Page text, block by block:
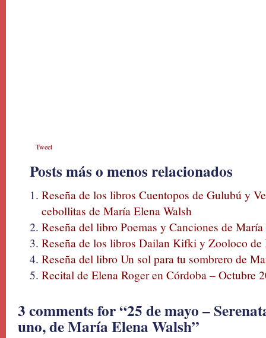
Tweet
Posts más o menos relacionados
Reseña de los libros Cuentopos de Gulubú y
cebollitas de María Elena Walsh
Reseña del libro Poemas y Canciones de
Reseña de los libros Dailan Kifki y Zooloco de
Reseña del libro Un sol para tu sombrero de
Recital de Elena Roger en Córdoba – Octubre
3 comments for “25 de mayo –
uno, de María Elena Walsh”